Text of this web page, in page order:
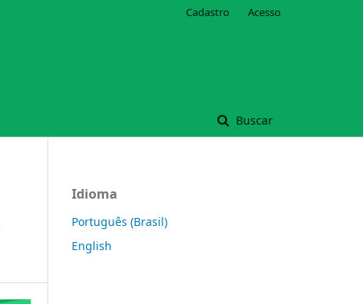
Buscar
Cadastro Acesso
Idioma
Português (Brasil)
English